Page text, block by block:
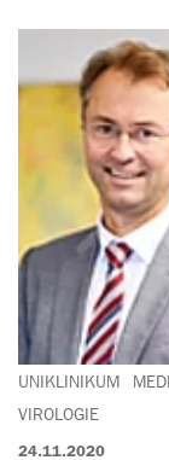
UNIKLINIKUM
VIROLOGIE
24.11.2020